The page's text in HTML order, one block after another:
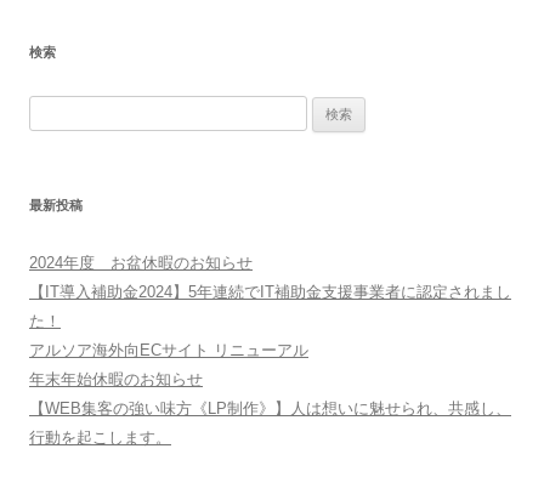
検索
最新投稿
2024年度 お盆休暇のお知らせ
【IT導入補助金2024】5年連続でIT補助金支援事業者に認定されまし
た！
アルソア海外向ECサイト リニューアル
年末年始休暇のお知らせ
【WEB集客の強い味方《LP制作》】人は想いに魅せられ、共感し、
行動を起こします。